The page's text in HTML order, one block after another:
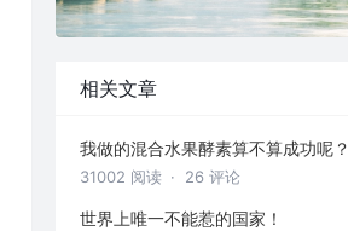
相关文章
我做的混合水果酵素算不算成功呢？
31002 阅读 · 26 评论
世界上唯一不能惹的国家！